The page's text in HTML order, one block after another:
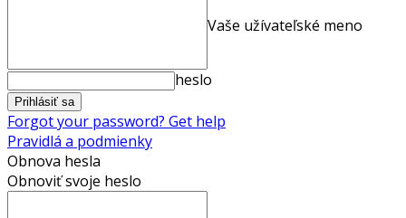
Vaše užívateľské meno
heslo
Forgot your password? Get help
Pravidlá a podmienky
Obnova hesla
Obnoviť svoje heslo